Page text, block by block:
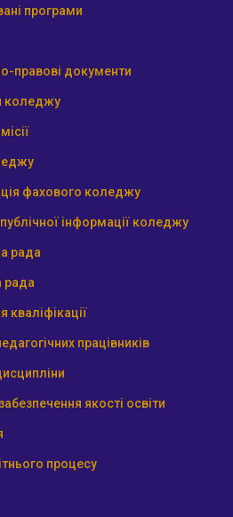
програми
правові документи
коледжу
фахового коледжу
інформації коледжу
рада
рада
кваліфікації
працівників
якості освіти
процесу